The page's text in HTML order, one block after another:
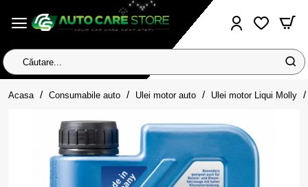
Căutare...
Acasa homeConsumabile auto Ulei motor auto Ulei motor Liqui Molly